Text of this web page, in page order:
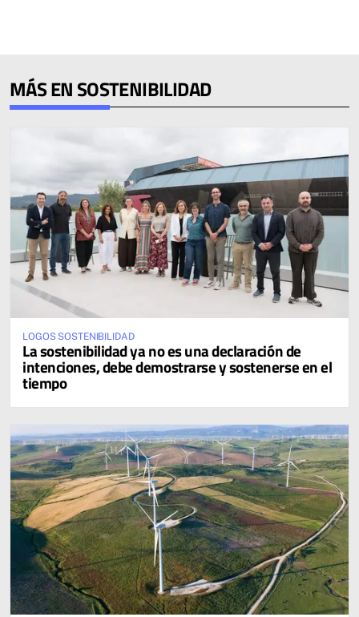
MÁS EN SOSTENIBILIDAD
LOGOS SOSTENIBILIDAD
La sostenibilidad ya no es una declaración de
intenciones, debe demostrarse y sostenerse en el
tiempo